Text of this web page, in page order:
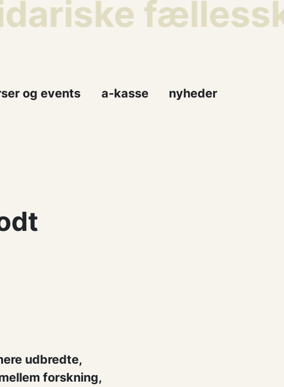
og events a-kasse nyheder
udbredte,
forskning,